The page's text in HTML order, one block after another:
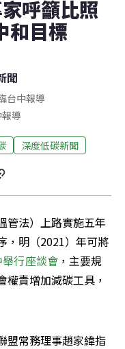
呼籲比照
和目標
聞
台中報導
報導
深度低碳新聞
管法）上路實施五年
，明（2021）年可將
舉行座談會 ，主要規
責增加減碳工具，
盟常務理事趙家緯指